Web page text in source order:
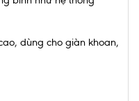
dùng cho giàn khoan,